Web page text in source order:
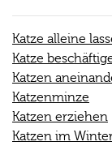
Katze alleine
Katze
Katzen
Katzenminze
Katzen erziehen
Katzen im